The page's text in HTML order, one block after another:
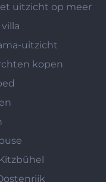
uitzicht op meer
uitzicht
kopen